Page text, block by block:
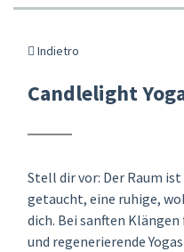
Indietro
Candlelight
Stell dir vor: Der Raum
getaucht, eine ruhige,
dich. Bei sanften
und regenerierende